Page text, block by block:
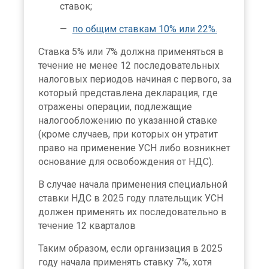
ставок;
по общим ставкам 10% или 22%.
Ставка 5% или 7% должна применяться в
течение не менее 12 последовательных
налоговых периодов начиная с первого, за
который представлена декларация, где
отражены операции, подлежащие
налогообложению по указанной ставке
(кроме случаев, при которых он утратит
право на применение УСН либо возникнет
основание для освобождения от НДС).
В случае начала применения специальной
ставки НДС в 2025 году плательщик УСН
должен применять их последовательно в
течение 12 кварталов
Таким образом, если организация в 2025
году начала применять ставку 7%, хотя